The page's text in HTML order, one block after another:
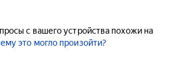
с вашего устройства похожи на
это могло произойти?